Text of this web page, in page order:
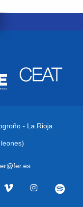
- La Rioja